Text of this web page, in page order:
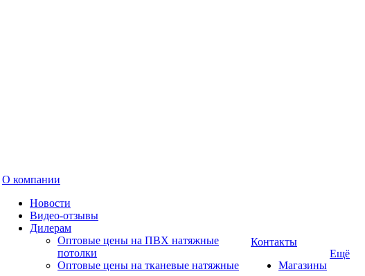
О компании
Новости
Видео-отзывы
Дилерам
Оптовые цены на ПВХ натяжные
потолки
Оптовые цены на тканевые натяжные
Контакты
Магазины
Ещё